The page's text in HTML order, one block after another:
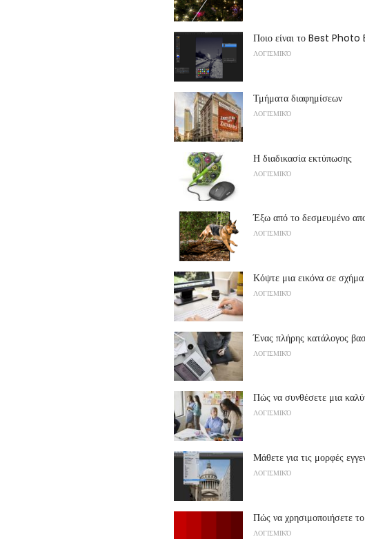
Ποιο είναι το Best
ΛΟΓΙΣΜΙΚΌ
Τμήματα διαφημίσεων
ΛΟΓΙΣΜΙΚΌ
Η διαδικασία εκτύπωσης
ΛΟΓΙΣΜΙΚΌ
Έξω από το δεσμευμένο
ΛΟΓΙΣΜΙΚΌ
Κόψτε μια εικόνα σε
ΛΟΓΙΣΜΙΚΌ
Ένας πλήρης κατάλογος
ΛΟΓΙΣΜΙΚΌ
Πώς να συνθέσετε μια
ΛΟΓΙΣΜΙΚΌ
Μάθετε για τις μορφές
ΛΟΓΙΣΜΙΚΌ
Πώς να χρησιμοποιήσετε
ΛΟΓΙΣΜΙΚΌ